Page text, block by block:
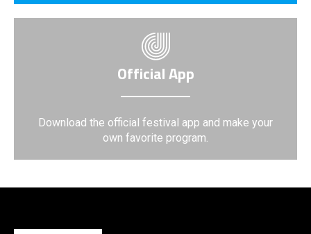
Official App
Download the official festival app and make your
own favorite program.